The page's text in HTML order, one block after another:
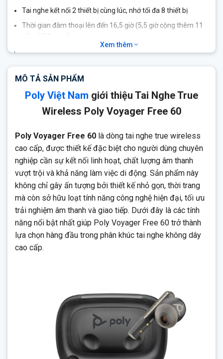
Tai nghe kết nối 2 thiết bị cùng lúc, nhớ tối đa 8 thiết bị
Thời gian đàm thoại lên đến 16,5 giờ (5,5 giờ cộng thêm 11
giờ với hộp sạc)
Thời gian nghe (ANC bật) lên đến 24 giờ (8 giờ cộng thêm
Sạc nhanh 15 phút dùng thêm dc 1-2 giờ sử dụng
Adaptive ANC tự động bù đắp cho các thay đổi về mức độ
phù hợp của người dùng
Xem thêm
MÔ TẢ SẢN PHẨM
Poly Việt Nam giới thiệu Tai Nghe True
Wireless Poly Voyager Free 60
Poly Voyager Free 60 là dòng tai nghe true wireless
cao cấp, được thiết kế đặc biệt cho người dùng chuyên
nghiệp cần sự kết nối linh hoạt, chất lượng âm thanh
vượt trội và khả năng làm việc di động. Sản phẩm này
không chỉ gây ấn tượng bởi thiết kế nhỏ gọn, thời trang
mà còn sở hữu loạt tính năng công nghệ hiện đại, tối ưu
trải nghiệm âm thanh và giao tiếp. Dưới đây là các tính
năng nổi bật nhất giúp Poly Voyager Free 60 trở thành
lựa chọn hàng đầu trong phân khúc tai nghe không dây
cao cấp.